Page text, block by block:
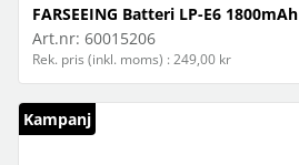
FARSEEING Batteri LP-E6 1800mAh
Art.nr: 60015206
Rek. pris (inkl. moms) : 249,00 kr
Kampanj